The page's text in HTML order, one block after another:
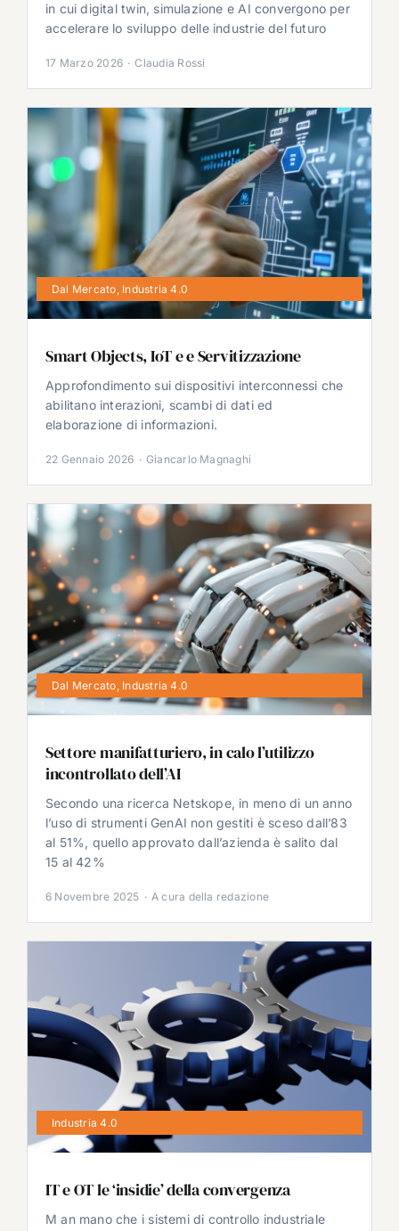
in cui digital twin, simulazione e AI convergono per
accelerare lo sviluppo delle industrie del futuro
17 Marzo 2026 · Claudia Rossi
Dal Mercato Industria 4.0
Smart Objects, IoT e e Servitizzazione
Approfondimento sui dispositivi interconnessi che
abilitano interazioni, scambi di dati ed
elaborazione di informazioni.
22 Gennaio 2026 · Giancarlo Magnaghi
Dal Mercato Industria 4.0
Settore manifatturiero, in calo l’utilizzo
incontrollato dell’AI
Secondo una ricerca Netskope, in meno di un anno
l’uso di strumenti GenAI non gestiti è sceso dall’83
al 51%, quello approvato dall’azienda è salito dal
15 al 42%
6 Novembre 2025 · A cura della redazione
Industria 4.0
IT e OT le ‘insidie’ della convergenza
M an mano che i sistemi di controllo industriale